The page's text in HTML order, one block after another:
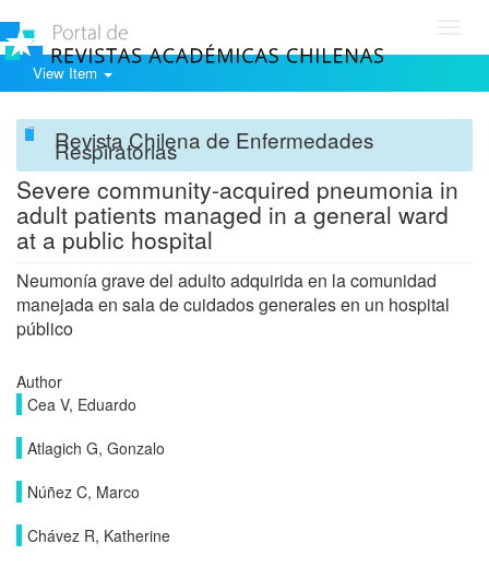
View Item
Revista Chilena de Enfermedades
Respiratorias
Severe community-acquired pneumonia in
adult patients managed in a general ward
at a public hospital
Neumonía grave del adulto adquirida en la comunidad
manejada en sala de cuidados generales en un hospital
público
Author
Cea V, Eduardo
Atlagich G, Gonzalo
Núñez C, Marco
Chávez R, Katherine